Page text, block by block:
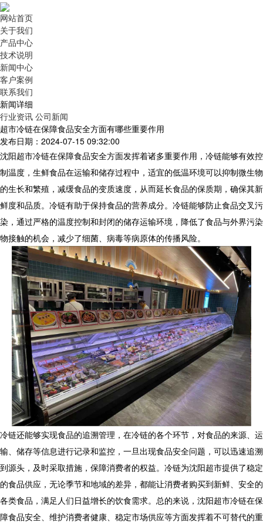
网站首页
关于我们
产品中心
技术说明
新闻中心
客户案例
联系我们
新闻详细
行业资讯 公司新闻
超市冷链在保障食品安全方面有哪些重要作用
发布日期：2024-07-15 09:32:00
沈阳超市冷链在保障食品安全方面发挥着诸多重要作用，冷链能够有效控
制温度，生鲜食品在运输和储存过程中，适宜的低温环境可以抑制微生物
的生长和繁殖，减缓食品的变质速度，从而延长食品的保质期，确保其新
鲜度和品质。冷链有助于保持食品的营养成分。冷链能够防止食品交叉污
染，通过严格的温度控制和封闭的储存运输环境，降低了食品与外界污染
物接触的机会，减少了细菌、病毒等病原体的传播风险。
冷链还能够实现食品的追溯管理，在冷链的各个环节，对食品的来源、运
输、储存等信息进行记录和监控，一旦出现食品安全问题，可以迅速追溯
到源头，及时采取措施，保障消费者的权益。冷链为沈阳超市提供了稳定
的食品供应，无论季节和地域的差异，都能让消费者购买到新鲜、安全的
各类食品，满足人们日益增长的饮食需求。总的来说，沈阳超市冷链在保
障食品安全、维护消费者健康、稳定市场供应等方面发挥着不可替代的重